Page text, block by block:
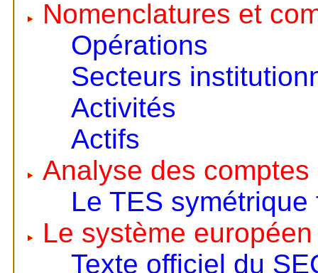
Nomenclatures et
Opérations
Secteurs
Activités
Actifs
Analyse des
Le TES symétrique
Le système
Texte officiel du